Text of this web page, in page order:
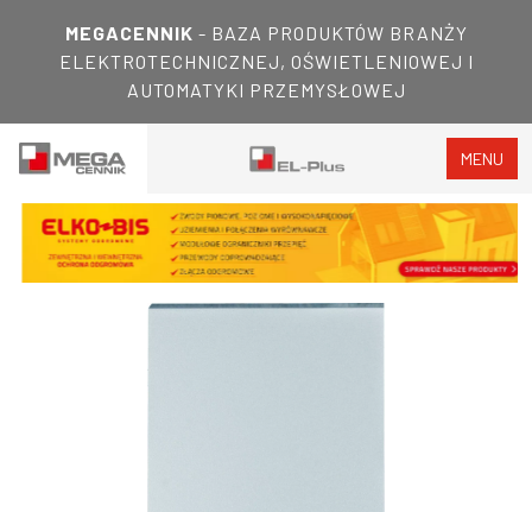
MEGACENNIK - BAZA PRODUKTÓW BRANŻY
ELEKTROTECHNICZNEJ, OŚWIETLENIOWEJ I
AUTOMATYKI PRZEMYSŁOWEJ
MENU